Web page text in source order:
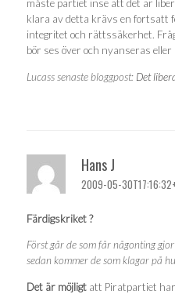
måste partiet inse att det är
klara av detta krävs en fortsatt
integritet och rättssäkerhet.
bör ses över och nyanseras
Lucass senaste bloggpost: Det
Hans J
2009-05-
Färdigskriket ?
Först går de som får någonting
sedan kommer de som klagar på
Det är möjligt att Piratpartiet